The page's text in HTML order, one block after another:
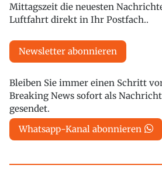
Mittagszeit die neuesten
Luftfahrt direkt in Ihr Postfach..
Newsletter abonnieren
Bleiben Sie immer einen Schritt
Breaking News sofort als
gesendet.
Whatsapp-Kanal abonnieren